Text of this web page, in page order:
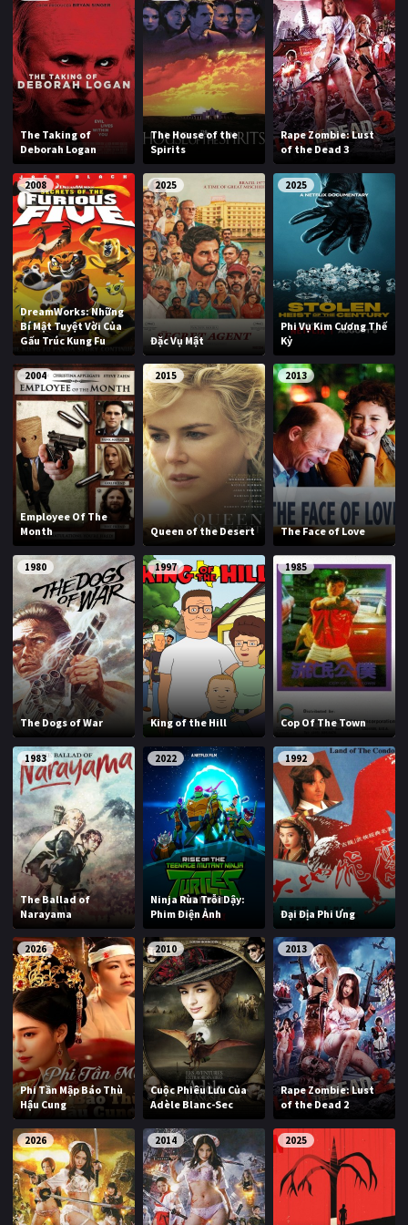
The Taking of
Deborah Logan
The House of the
Spirits
Rape Zombie: Lust
of the Dead 3
2008
DreamWorks: Những
Bí Mật Tuyệt Vời Của
Gấu Trúc Kung Fu
2025
Đặc Vụ Mật
2025
Phi Vụ Kim Cương Thế
Kỷ
2004
Employee Of The
Month
2015
Queen of the Desert
2013
The Face of Love
1980
The Dogs of War
1997
King of the Hill
1985
Cop Of The Town
1983
The Ballad of
Narayama
2022
Ninja Rùa Trỗi Dậy:
Phim Điện Ảnh
1992
Đại Địa Phi Ưng
2026
Phi Tần Mập Báo Thù
Hậu Cung
2010
Cuộc Phiêu Lưu Của
Adèle Blanc-Sec
2013
Rape Zombie: Lust
of the Dead 2
2026 2014 2025